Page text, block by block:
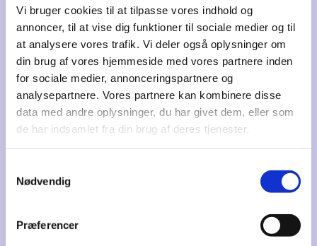
Vi bruger cookies til at tilpasse vores indhold og
annoncer, til at vise dig funktioner til sociale medier og til
at analysere vores trafik. Vi deler også oplysninger om
din brug af vores hjemmeside med vores partnere inden
for sociale medier, annonceringspartnere og
analysepartnere. Vores partnere kan kombinere disse
data med andre oplysninger, du har givet dem, eller som
de har indsamlet fra din brug af deres tjenester.
Nødvendig
Præferencer
Øvrige links
Landsforeningen for Økosamfund
Foreningen praktisk økologi
Økologisk Landsforening
Økologiske skolegårde
Fonden Vimby
brænderøgsforurening